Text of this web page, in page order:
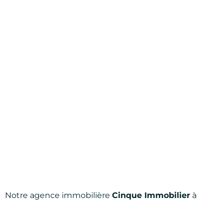
Notre agence immobilière Cinque Immobilier à